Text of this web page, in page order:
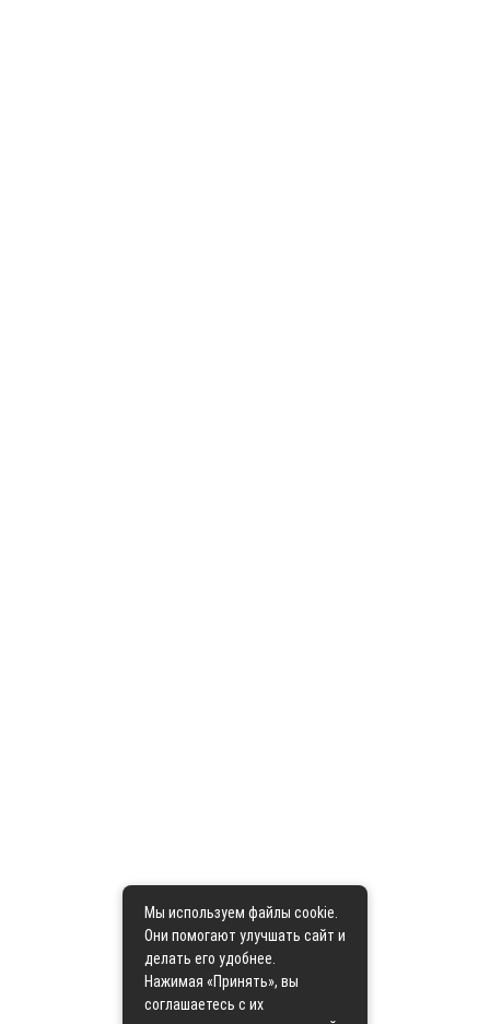
Мы используем файлы cookie.
Они помогают улучшать сайт и
делать его удобнее.
Нажимая «Принять», вы
соглашаетесь с их